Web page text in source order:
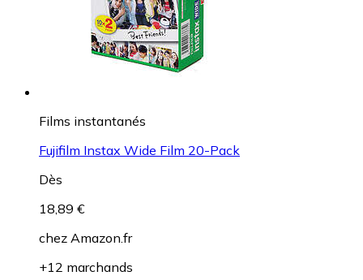
Films instantanés
Fujifilm Instax Wide Film 20-Pack
Dès
18,89 €
chez Amazon.fr
+12 marchands